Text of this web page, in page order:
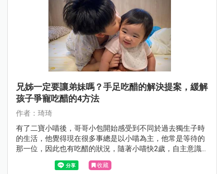
兄姊一定要讓弟妹嗎？手足吃醋的解決提案，緩解
孩子爭寵吃醋的4方法
作者：琦琦
有了二寶小喵後，哥哥小包開始感受到不同於過去獨生子時
的生活，他覺得現在很多事總是以小喵為主，他常是等待的
那一位，因此也有吃醋的狀況，隨著小喵快2歲，自主意識
越來越強，兄妹互動相處也給爸媽帶來更多挑戰，手足之間
吃醋、爭寵究竟該怎辦呢？收藏